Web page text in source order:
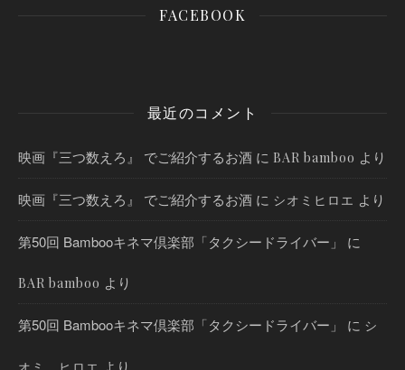
FACEBOOK
最近のコメント
映画『三つ数えろ』 でご紹介するお酒 に BAR bamboo より
映画『三つ数えろ』 でご紹介するお酒 に シオミヒロエ より
第50回 Bambooキネマ倶楽部「タクシードライバー」 に
BAR bamboo より
第50回 Bambooキネマ倶楽部「タクシードライバー」 に シ
より